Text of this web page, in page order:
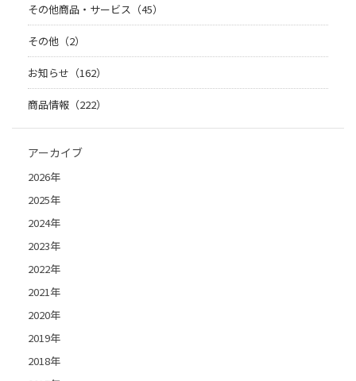
その他商品・サービス（45）
その他（2）
お知らせ（162）
商品情報（222）
アーカイブ
2026年
2025年
2024年
2023年
2022年
2021年
2020年
2019年
2018年